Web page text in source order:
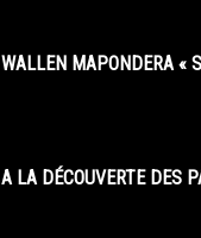
WALLEN MAPONDERA «
A LA DÉCOUVERTE DES